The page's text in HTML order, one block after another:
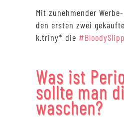
Mit zunehmender
den ersten zwei
k.triny* die
Was ist
sollte man
waschen?